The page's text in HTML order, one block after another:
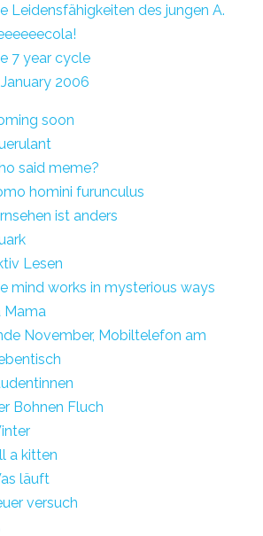
Leidensfähigkeiten des jungen A.
7 year cycle
January 2006
soon
said meme?
homini furunculus
ist anders
Lesen
mind works in mysterious ways
Mama
November, Mobiltelefon am
Bohnen Fluch
a kitten
läuft
versuch